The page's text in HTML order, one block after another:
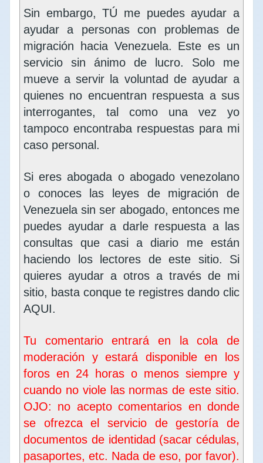
Sin embargo, TÚ me puedes ayudar a
ayudar a personas con problemas de
migración hacia Venezuela. Este es un
servicio sin ánimo de lucro. Solo me
mueve a servir la voluntad de ayudar a
quienes no encuentran respuesta a sus
interrogantes, tal como una vez yo
tampoco encontraba respuestas para mi
caso personal.
Si eres abogada o abogado venezolano
o conoces las leyes de migración de
Venezuela sin ser abogado, entonces me
puedes ayudar a darle respuesta a las
consultas que casi a diario me están
haciendo los lectores de este sitio. Si
quieres ayudar a otros a través de mi
sitio, basta conque te registres dando clic
AQUI.
Tu comentario entrará en la cola de
moderación y estará disponible en los
foros en 24 horas o menos siempre y
cuando no viole las normas de este sitio.
OJO: no acepto comentarios en donde
se ofrezca el servicio de gestoría de
documentos de identidad (sacar cédulas,
pasaportes, etc. Nada de eso, por favor).